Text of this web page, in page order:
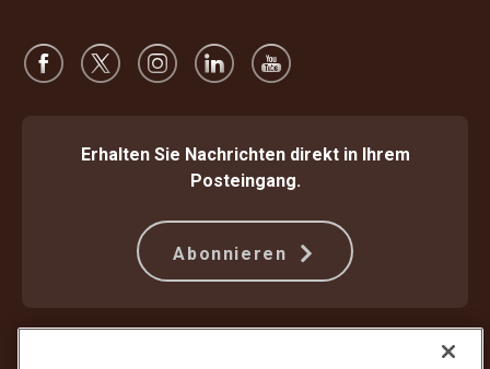
Erhalten Sie Nachrichten direkt in Ihrem
Posteingang.
Abonnieren